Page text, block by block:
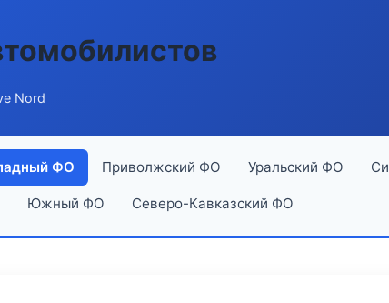
Nord
ФО Приволжский ФО Уральский ФО
Южный ФО Северо-Кавказский ФО